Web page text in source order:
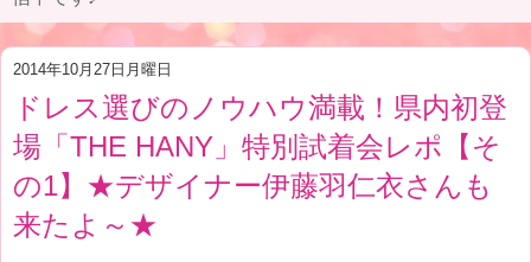
2014年10月27日月曜日
ドレス選びのノウハウ満載！県内初登
場「THE HANY」特別試着会レポ【そ
の1】★デザイナー伊藤羽仁衣さんも
来たよ～★